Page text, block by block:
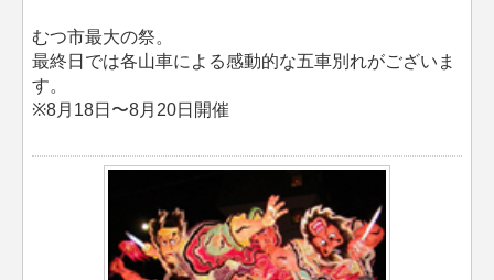
むつ市最大の祭。
最終日では各山車による感動的な五車別れがございま
す。
※8月18日〜8月20日開催